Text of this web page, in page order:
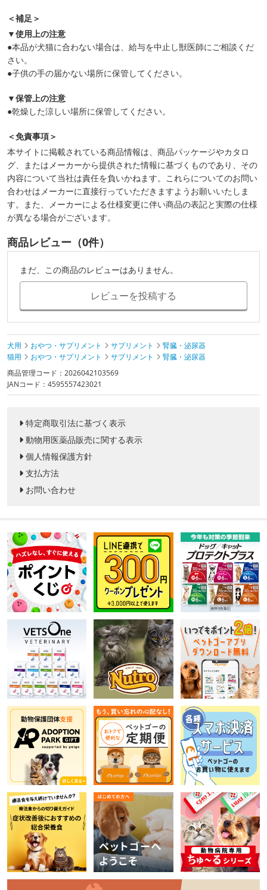
＜補足＞
▼使用上の注意
●本品が犬猫に合わない場合は、給与を中止し獣医師にご相談くだ
さい。
●子供の手の届かない場所に保管してください。
▼保管上の注意
●乾燥した涼しい場所に保管してください。
＜免責事項＞
本サイトに掲載されている商品情報は、商品パッケージやカタロ
グ、またはメーカーから提供された情報に基づくものであり、その
内容について当社は責任を負いかねます。これらについてのお問い
合わせはメーカーに直接行っていただきますようお願いいたしま
す。また、メーカーによる仕様変更に伴い商品の表記と実際の仕様
が異なる場合がございます。
商品レビュー（0件）
まだ、この商品のレビューはありません。
レビューを投稿する
犬用 おやつ・サプリメント サプリメント
腎臓・泌尿器
猫用
おやつ・サプリメント サプリメント
腎臓・泌尿器
商品管理コード：2026042103569
JANコード：4595557423021
特定商取引法に基づく表示
動物用医薬品販売に関する表示
個人情報保護方針
支払方法
お問い合わせ